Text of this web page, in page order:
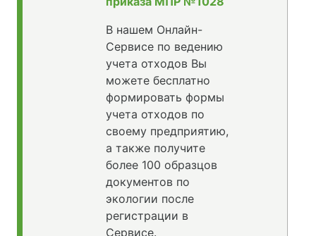
В нашем Онлайн-
Сервисе по ведению
учета отходов Вы
можете бесплатно
формировать формы
учета отходов по
своему предприятию,
а также получите
более 100 образцов
документов по
экологии после
регистрации в
Сервисе.